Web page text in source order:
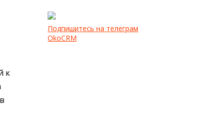
к
Подпишитесь на телеграм
OkoCRM